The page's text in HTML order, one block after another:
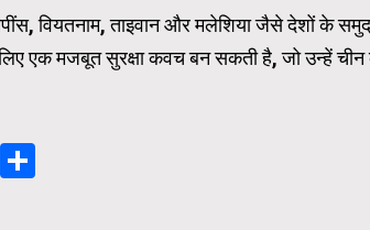
वियतनाम, ताइवान और मलेशिया जैसे देशों के
लिए एक मजबूत सुरक्षा कवच बन सकती है, जो उन्हें
Copy